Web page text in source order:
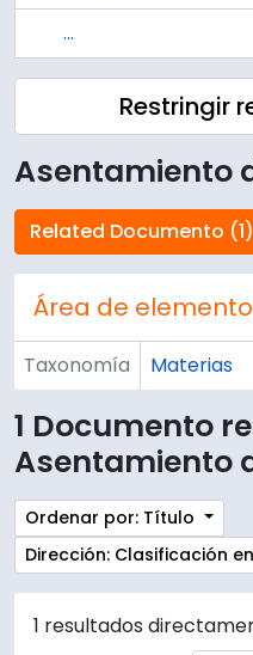
...
Restringir
Asentamiento
Related Documento (1)
Área de
Taxonomía Materias
1 Documento
Asentamiento
Ordenar por: Título
Dirección: Clasificación
1 resultados